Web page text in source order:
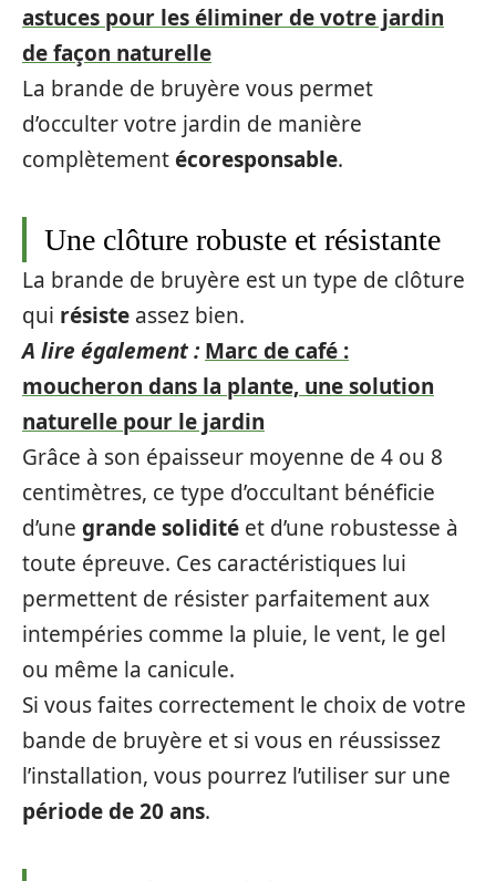
astuces pour les éliminer de votre jardin
de façon naturelle
La brande de bruyère vous permet
d’occulter votre jardin de manière
complètementécoresponsable.
Une clôture robuste et résistante
La brande de bruyère est un type de clôture
qui résiste assez bien.
A lire également : Marc de café :
moucheron dans la plante, une solution
naturelle pour le jardin
Grâce à son épaisseur moyenne de 4 ou 8
centimètres, ce type d’occultant bénéficie
d’une grande solidité et d’une robustesse à
toute épreuve. Ces caractéristiques lui
permettent de résister parfaitement aux
intempéries comme la pluie, le vent, le gel
ou même la canicule.
Si vous faites correctement le choix de votre
bande de bruyère et si vous en réussissez
l’installation, vous pourrez l’utiliser sur une
période de 20 ans.